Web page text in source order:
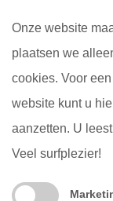
2014
Onze website
plaatsen we
cookies. Voor
website kunt u
aanzetten. U
Veel surfplezier!